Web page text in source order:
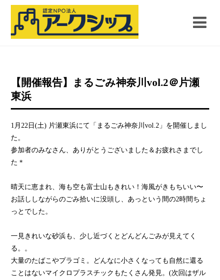
【開催報告】まるごみ神奈川vol.2＠片瀬
東浜
1月22日(土) 片瀬東浜にて「まるごみ神奈川vol.2」を開催しまし
た。
参加者のみなさん、ありがとうございました＆お疲れさまでし
た＊
晴天に恵まれ、海も空も富士山もきれい！海風がきもちいい〜
お話ししながらのごみ拾いに没頭し、あっという間の2時間ちょ
っとでした。
一見きれいな砂浜も、少し近づくとどんどんごみが見えてく
る。。
大量のたばこやプラゴミ。どんなに小さくなっても自然に還る
ことはないマイクロプラスチックもたくさん発見。(次回はザル